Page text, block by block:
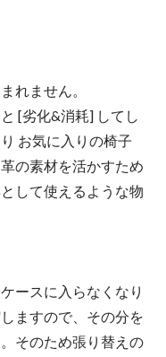
れません。
[劣化&消耗] してし
お気に入りの椅子
の素材を活かすため
して使えるような物
ースに入らなくなり
ますので、その分を
そのため張り替えの